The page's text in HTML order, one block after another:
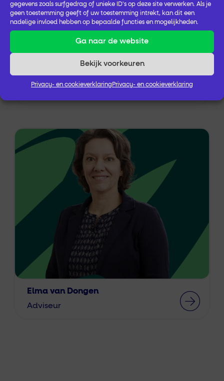
gegevens zoals surfgedrag of unieke ID's op deze site verwerken. Als je
geen toestemming geeft of uw toestemming intrekt, kan dit een
nadelige invloed hebben op bepaalde functies en mogelijkheden.
Ga naar de website
Bekijk voorkeuren
Privacy- en cookieverklaring Privacy- en cookieverklaring
Anita Lahuis
Elma van Dongen
Adviseur